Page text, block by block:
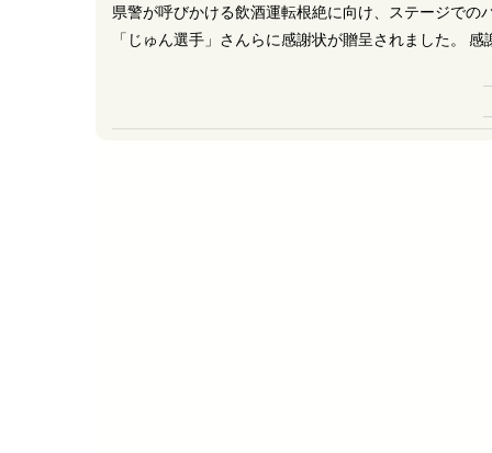
県警が呼びかける飲酒運転根絶に向け、ステージで
「じゅん選手」さんらに感謝状が贈呈されました。